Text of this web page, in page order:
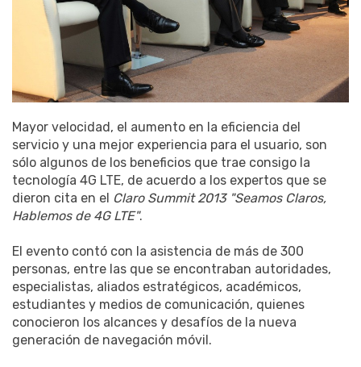
Mayor velocidad, el aumento en la eficiencia del
servicio y una mejor experiencia para el usuario, son
sólo algunos de los beneficios que trae consigo la
tecnología 4G LTE, de acuerdo a los expertos que se
dieron cita en el Claro Summit 2013 "Seamos Claros,
Hablemos de 4G LTE".
El evento contó con la asistencia de más de 300
personas, entre las que se encontraban autoridades,
especialistas, aliados estratégicos, académicos,
estudiantes y medios de comunicación, quienes
conocieron los alcances y desafíos de la nueva
generación de navegación móvil.